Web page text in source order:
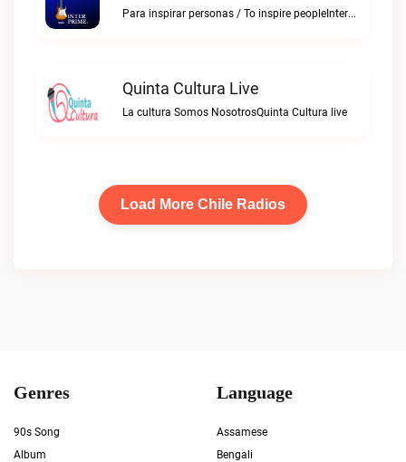
Para inspirar personas / To inspire peopleInterPrime® FM live
Quinta Cultura Live
La cultura Somos NosotrosQuinta Cultura live
Load More Chile Radios
Genres
90s Song
Album
Language
Assamese
Bengali